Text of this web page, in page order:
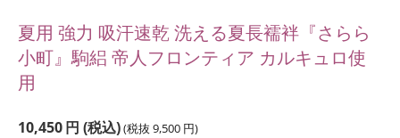
夏用 強力 吸汗速乾 洗える夏長襦袢『さらら
小町』駒絽 帝人フロンティア カルキュロ使
用
10,450円 (税込)(税抜 9,500 円)